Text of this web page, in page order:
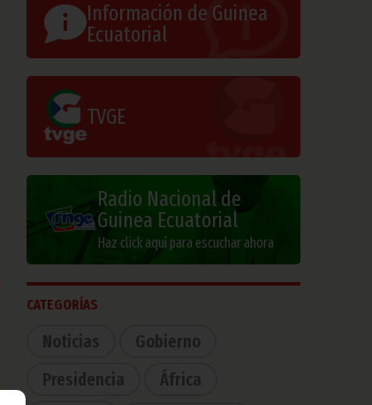
Información de Guinea
Ecuatorial
TVGE
Radio Nacional de
Guinea Ecuatorial
Haz click aquí para escuchar ahora
CATEGORÍAS
Noticias
Gobierno
Presidencia
África